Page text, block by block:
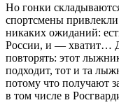
Но гонки
спортсмены
никаких ожиданий:
России, и — хватит…
повторять: этот
подходит, тот и та
потому что получают
в том числе в